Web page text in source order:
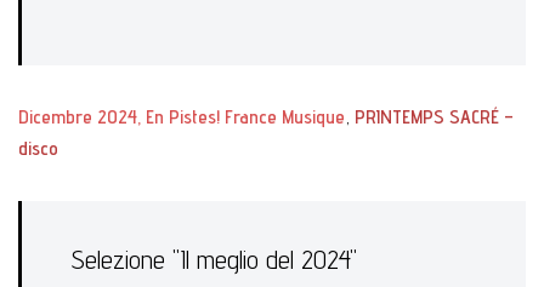
Dicembre 2024, En Pistes! France Musique PRINTEMPS SACRÉ –
disco
Selezione "Il meglio del 2024"